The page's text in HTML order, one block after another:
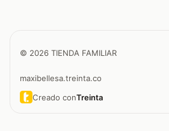
© 2026 TIENDA FAMILIAR
maxibellesa.treinta.co
Creado conTreinta